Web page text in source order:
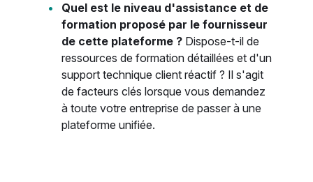
Quel est le niveau d'assistance et de
formation proposé par le fournisseur
de cette plateforme ? Dispose-t-il de
ressources de formation détaillées et d'un
support technique client réactif ? Il s'agit
de facteurs clés lorsque vous demandez
à toute votre entreprise de passer à une
plateforme unifiée.